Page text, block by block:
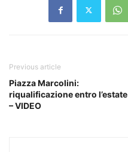
Previous article
Piazza Marcolini:
riqualificazione entro l’estate
– VIDEO